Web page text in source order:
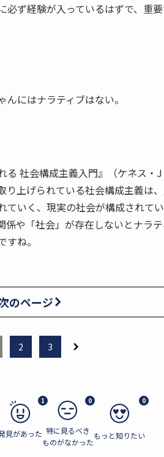
必ず経験が入っているはずで、重
んにはナラティブはない。
る 社会構成主義入門』（ケネス・
り上げられている社会構成主義は
ていく、現実の社会が構成されて
係や「社会」が存在しないとナラ
ね。
のページ
2 3
1
見があった
0
特に見るべき
ものがなかった
0
もっと知りたい